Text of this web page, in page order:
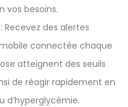
vos besoins.
Recevez des alertes
connectée chaque
atteignent des seuils
de réagir rapidement en
d’hyperglycémie.